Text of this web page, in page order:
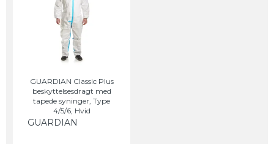
GUARDIAN Classic Plus
beskyttelsesdragt med
tapede syninger, Type
4/5/6, Hvid
GUARDIAN